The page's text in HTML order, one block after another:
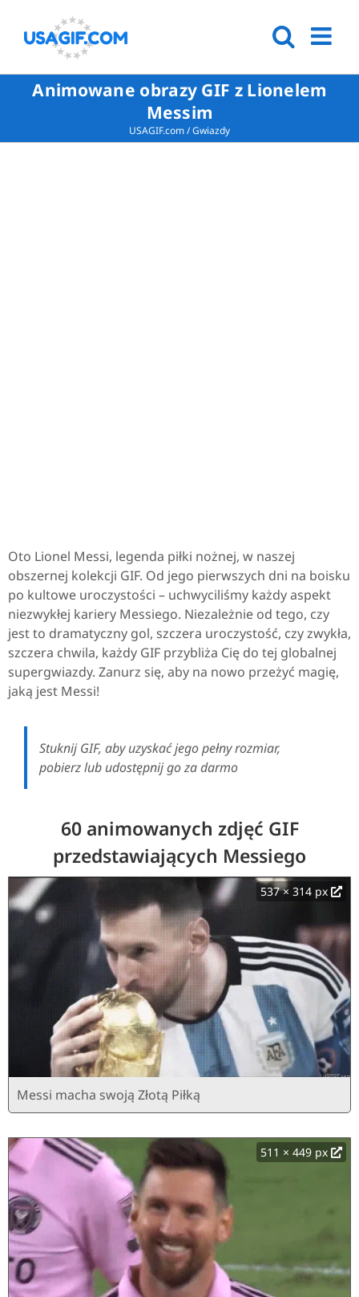
Animowane obrazy GIF z Lionelem
Messim
USAGIF.com/Gwiazdy
Oto Lionel Messi, legenda piłki nożnej, w naszej
obszernej kolekcji GIF. Od jego pierwszych dni na boisku
po kultowe uroczystości – uchwyciliśmy każdy aspekt
niezwykłej kariery Messiego. Niezależnie od tego, czy
jest to dramatyczny gol, szczera uroczystość, czy zwykła,
szczera chwila, każdy GIF przybliża Cię do tej globalnej
supergwiazdy. Zanurz się, aby na nowo przeżyć magię,
jaką jest Messi!
Stuknij GIF, aby uzyskać jego pełny rozmiar,
pobierz lub udostępnij go za darmo
60 animowanych zdjęć GIF
przedstawiających Messiego
537 × 314 px
Messi macha swoją Złotą Piłką
511 × 449 px